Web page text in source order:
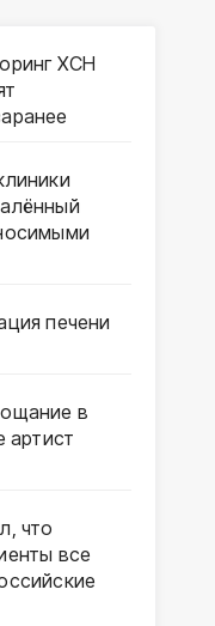
ХСН
печени
в
артист
что
все